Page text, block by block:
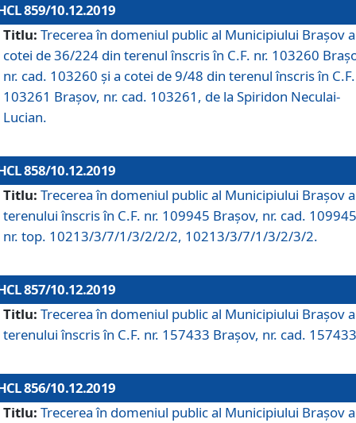
859/10.12.2019
Titlu: Trecerea în domeniul public al Municipiului Braşov a
cotei de 36/224 din terenul înscris în C.F. nr. 103260
nr. cad. 103260 și a cotei de 9/48 din terenul înscris în
103261 Brașov, nr. cad. 103261, de la Spiridon Neculai-
Lucian.
858/10.12.2019
Titlu: Trecerea în domeniul public al Municipiului Braşov a
terenului înscris în C.F. nr. 109945 Brașov, nr. cad.
nr. top. 10213/3/7/1/3/2/2/2, 10213/3/7/1/3/2/3/2.
857/10.12.2019
Titlu: Trecerea în domeniul public al Municipiului Braşov a
terenului înscris în C.F. nr. 157433 Brașov, nr. cad.
856/10.12.2019
Titlu: Trecerea în domeniul public al Municipiului Braşov a